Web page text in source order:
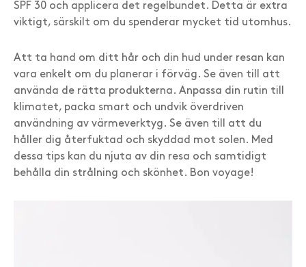
SPF 30 och applicera det regelbundet. Detta är extra
viktigt, särskilt om du spenderar mycket tid utomhus.
Att ta hand om ditt hår och din hud under resan kan
vara enkelt om du planerar i förväg. Se även till att
använda de rätta produkterna. Anpassa din rutin till
klimatet, packa smart och undvik överdriven
användning av värmeverktyg. Se även till att du
håller dig återfuktad och skyddad mot solen. Med
dessa tips kan du njuta av din resa och samtidigt
behålla din strålning och skönhet. Bon voyage!